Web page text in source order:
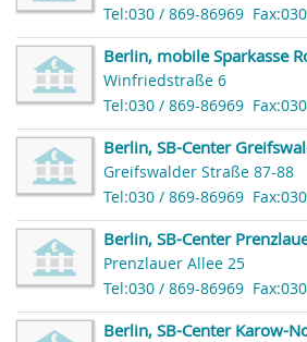
Tel:030 / 869-86969
Berlin, mobile Sparkasse
Winfriedstraße 6
Tel:030 / 869-86969
Berlin, SB-Center
Greifswalder Straße 87-88
Tel:030 / 869-86969
Berlin, SB-Center
Prenzlauer Allee 25
Tel:030 / 869-86969
Berlin, SB-Center Karow-